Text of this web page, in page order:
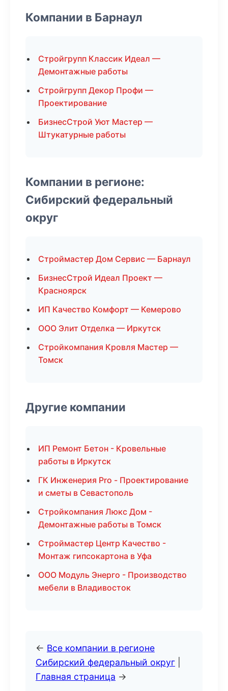
Компании в Барнаул
Стройгрупп Классик Идеал —
Демонтажные работы
Стройгрупп Декор Профи —
Проектирование
БизнесСтрой Уют Мастер —
Штукатурные работы
Компании в регионе:
Сибирский федеральный
округ
Строймастер Дом Сервис — Барнаул
БизнесСтрой Идеал Проект —
Красноярск
ИП Качество Комфорт — Кемерово
ООО Элит Отделка — Иркутск
Стройкомпания Кровля Мастер —
Томск
Другие компании
ИП Ремонт Бетон - Кровельные
работы в Иркутск
ГК Инженерия Pro - Проектирование
и сметы в Севастополь
Стройкомпания Люкс Дом -
Демонтажные работы в Томск
Строймастер Центр Качество -
Монтаж гипсокартона в Уфа
ООО Модуль Энерго - Производство
мебели в Владивосток
← Все компании в регионе
Сибирский федеральный округ
Главная страница →